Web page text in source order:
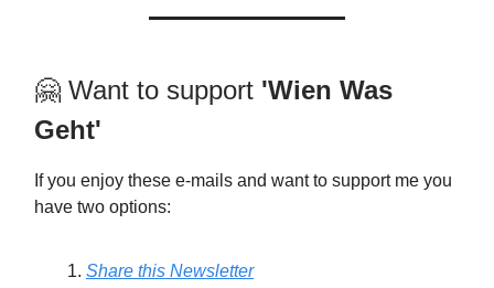
🤗 Want to support 'Wien Was
Geht'
If you enjoy these e-mails and want to support me you
have two options:
Share this Newsletter